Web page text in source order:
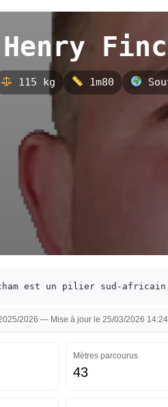
115 kg 1m80
est un pilier sud-
2026 — Mise à jour le 25/03/2026 14:24
Mètres parcourus
43